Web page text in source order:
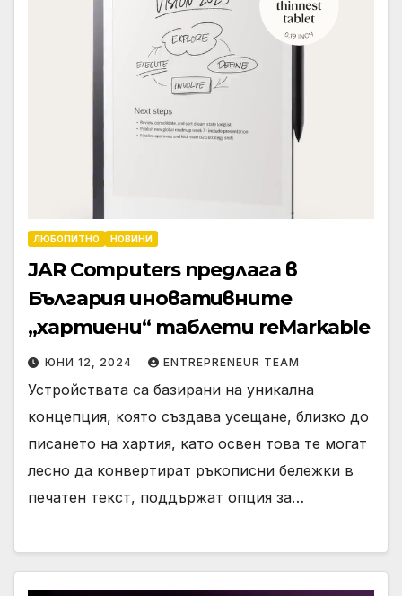
ЛЮБОПИТНО НОВИНИ
JAR Computers предлага в
България иновативните
„хартиени“ таблети reMarkable
ЮНИ 12, 2024 ENTREPRENEUR TEAM
Устройствата са базирани на уникална
концепция, която създава усещане, близко до
писането на хартия, като освен това те могат
лесно да конвертират ръкописни бележки в
печатен текст, поддържат опция за…